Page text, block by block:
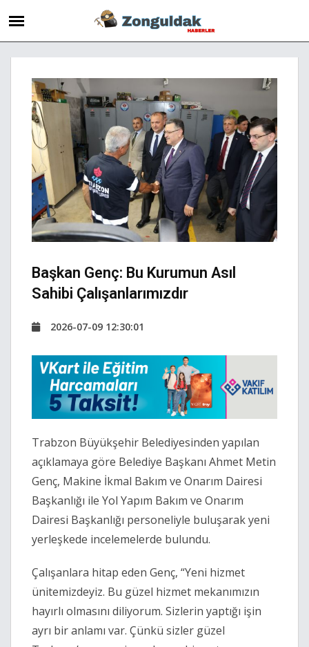
Başkan Genç: Bu Kurumun Asıl
Sahibi Çalışanlarımızdır
2026-07-09 12:30:01
Trabzon Büyükşehir Belediyesinden yapılan
açıklamaya göre Belediye Başkanı Ahmet Metin
Genç, Makine İkmal Bakım ve Onarım Dairesi
Başkanlığı ile Yol Yapım Bakım ve Onarım
Dairesi Başkanlığı personeliyle buluşarak yeni
yerleşkede incelemelerde bulundu.
Çalışanlara hitap eden Genç, “Yeni hizmet
ünitemizdeyiz. Bu güzel hizmet mekanımızın
hayırlı olmasını diliyorum. Sizlerin yaptığı işin
ayrı bir anlamı var. Çünkü sizler güzel